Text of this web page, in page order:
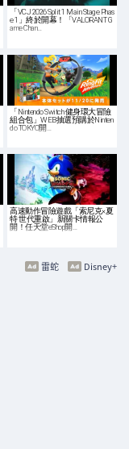
「VCJ 2026 Split 1 Main Stage Phas
e 1」終於開幕！「VALORANT G
ame Chan…
「Nintendo Switch 健身環大冒險
組合包」WEB抽選預購於Ninten
do TOKYO開…
高速動作冒險遊戲「索尼克×夏
特 世代重啟」新關卡情報公
開！任天堂eShop開…
Disney+
雷蛇